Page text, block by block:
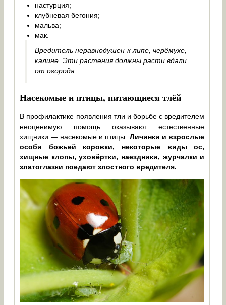
настурция;
клубневая бегония;
мальва;
мак.
Вредитель неравнодушен к липе, черёмухе,
калине. Эти растения должны расти вдали
от огорода.
Насекомые и птицы, питающиеся тлёй
В профилактике появления тли и борьбе с вредителем
неоценимую помощь оказывают естественные
хищники — насекомые и птицы. Личинки и взрослые
особи божьей коровки, некоторые виды ос,
хищные клопы, уховёртки, наездники, журчалки и
златоглазки поедают злостного вредителя.